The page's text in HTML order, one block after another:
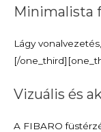
Minimalista
Lágy
[/
Vizuális és
A FIBARO